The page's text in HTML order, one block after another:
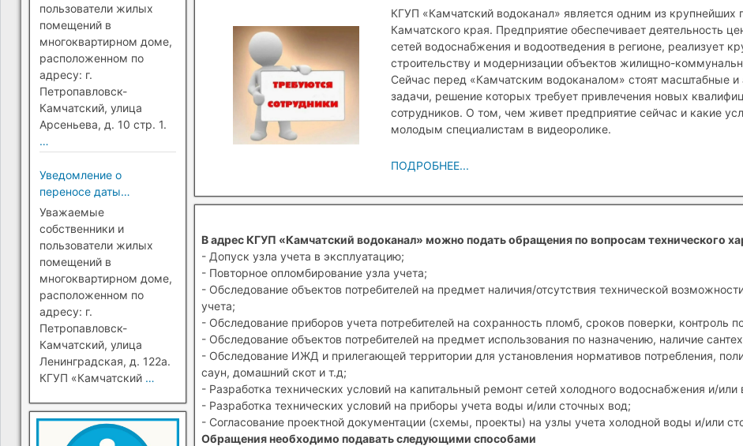
КГУП «Камчатский водоканал» является одним из крупнейших
Камчатского края. Предприятие обеспечивает деятельность
сетей водоснабжения и водоотведения в регионе, реализует
строительству и модернизации объектов жилищно-
Сейчас перед «Камчатским водоканалом» стоят масштабные
задачи, решение которых требует привлечения новых
сотрудников. О том, чем живет предприятие сейчас и какие
молодым специалистам в видеоролике.
ПОДРОБНЕЕ...
В адрес КГУП «Камчатский водоканал» можно подать обращения по вопросам технического
- Допуск узла учета в эксплуатацию;
- Повторное опломбирование узла учета;
- Обследование объектов потребителей на предмет наличия/отсутствия технической
учета;
- Обследование приборов учета потребителей на сохранность пломб, сроков поверки, контроль
- Обследование объектов потребителей на предмет использования по назначению, наличие
- Обследование ИЖД и прилегающей территории для установления нормативов потребления,
саун, домашний скот и т.д;
- Разработка технических условий на капитальный ремонт сетей холодного водоснабжения и/или
- Разработка технических условий на приборы учета воды и/или сточных вод;
- Согласование проектной документации (схемы, проекты) на узлы учета холодной воды и/или
Обращения необходимо подавать следующими способами
Петропавловск-
Камчатский)
пользователи жилых
помещений в
многоквартирном доме,
расположенном по
адресу: г.
Петропавловск-
Камчатский, улица
Арсеньева, д. 10 стр. 1.
…
Уведомление о
переносе даты
перехода на прямые
платежи (г.
Петропавловск-
Камчатский)
Уважаемые
собственники и
пользователи жилых
помещений в
многоквартирном доме,
расположенном по
адресу: г.
Петропавловск-
Камчатский, улица
Ленинградская, д. 122а.
КГУП «Камчатский …